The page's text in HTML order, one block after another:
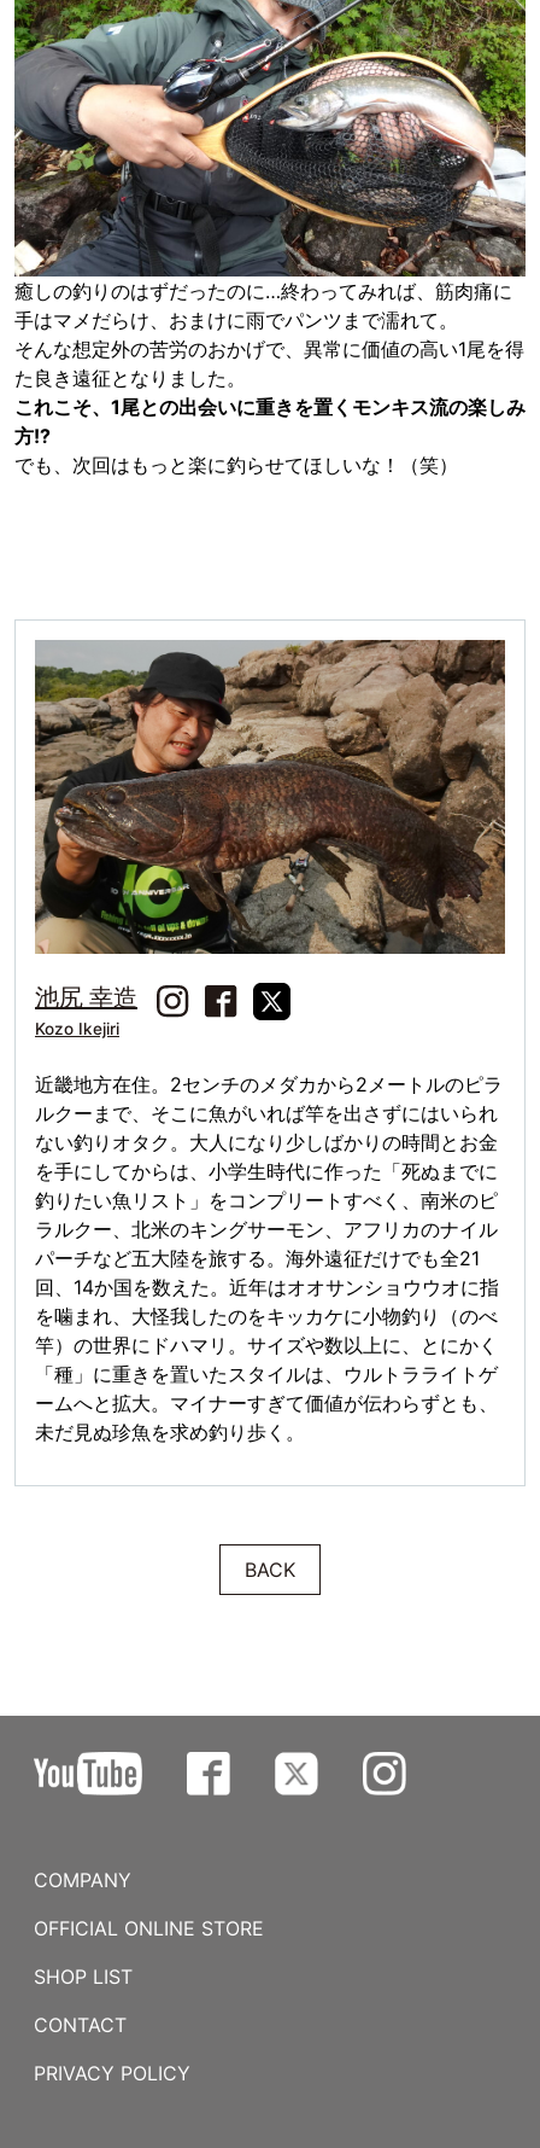
癒しの釣りのはずだったのに…終わってみれば、筋肉痛に
手はマメだらけ、おまけに雨でパンツまで濡れて。
そんな想定外の苦労のおかげで、異常に価値の高い1尾を得
た良き遠征となりました。
これこそ、1尾との出会いに重きを置くモンキス流の楽しみ
方!?
でも、次回はもっと楽に釣らせてほしいな！（笑）
池尻 幸造
Kozo Ikejiri
近畿地方在住。2センチのメダカから2メートルのピラ
ルクーまで、そこに魚がいれば竿を出さずにはいられ
ない釣りオタク。大人になり少しばかりの時間とお金
を手にしてからは、小学生時代に作った「死ぬまでに
釣りたい魚リスト」をコンプリートすべく、南米のピ
ラルクー、北米のキングサーモン、アフリカのナイル
パーチなど五大陸を旅する。海外遠征だけでも全21
回、14か国を数えた。近年はオオサンショウウオに指
を噛まれ、大怪我したのをキッカケに小物釣り（のべ
竿）の世界にドハマリ。サイズや数以上に、とにかく
「種」に重きを置いたスタイルは、ウルトラライトゲ
ームへと拡大。マイナーすぎて価値が伝わらずとも、
未だ見ぬ珍魚を求め釣り歩く。
BACK
COMPANY
OFFICIAL ONLINE STORE
SHOP LIST
CONTACT
PRIVACY POLICY